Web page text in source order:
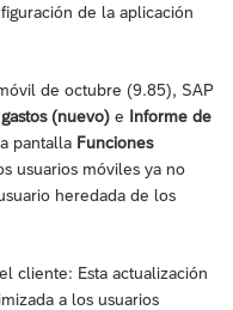
de la aplicación
de octubre (9.85), SAP
(nuevo) e Informe de
pantalla Funciones
usuarios móviles ya no
heredada de los
cliente: Esta actualización
a los usuarios